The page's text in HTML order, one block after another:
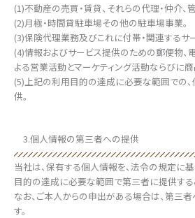
(1)不動産の売買・賃貸、それらの代理・仲介、
(2)月極・時間貸駐車場その他の駐車場事業。
(3)保険代理業務及びこれに付帯・関連するサ
(4)情報およびサービス提供のための郵便物、
よる営業活動とマーケティング活動ならびに
(5)上記の利用目的の達成に必要な範囲での
供。
3.個人情報の第三者への提供
当社は、保有する個人情報を、法令の規定に
目的の達成に必要な範囲で第三者に提供する
なお、ご本人からの申出がある場合は、第三
す。